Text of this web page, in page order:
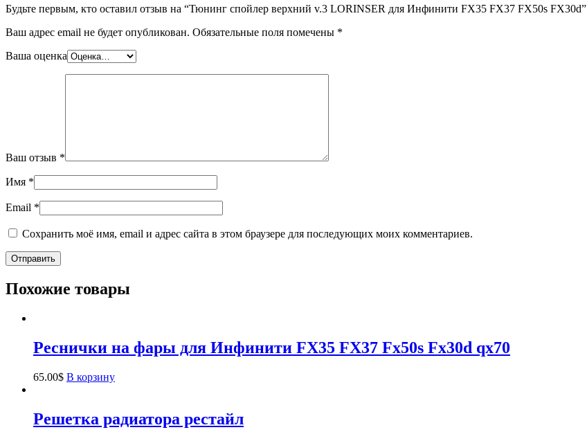
Будьте первым, кто оставил отзыв на “Тюнинг спойлер верхний v.3 LORINSER для Инфинити FX35 FX37 FX50s FX30d”
Ваш адрес email не будет опубликован. Обязательные поля помечены *
Ваша оценка
Ваш отзыв *
Имя *
Email *
Сохранить моё имя, email и адрес сайта в этом браузере для последующих моих комментариев.
Похожие товары
Реснички на фары для Инфинити FX35 FX37 Fx50s Fx30d qx70
65.00$ В корзину
Решетка радиатора рестайл